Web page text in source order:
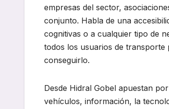
empresas del sector,
conjunto. Habla de una
cognitivas o a cualquier tipo de
todos los usuarios de
conseguirlo.
Desde Hidral Gobel apuestan
vehículos, información, la